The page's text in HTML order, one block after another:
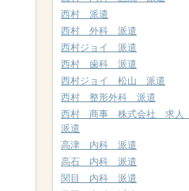
西村 派遣
西村 外科 派遣
西村ジョイ 派遣
西村 歯科 派遣
西村ジョイ 松山 派遣
西村 整形外科 派遣
西村 商事 株式会社 求人
派遣
高津 内科 派遣
高石 内科 派遣
関目 内科 派遣